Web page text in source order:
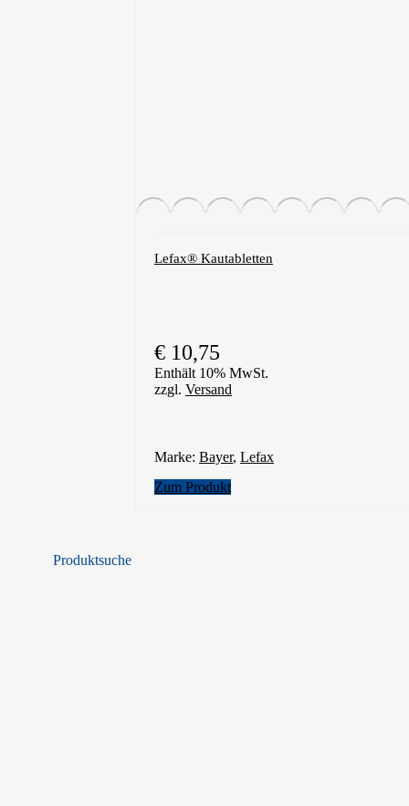
Lefax® Kautabletten
€ 10,75
Enthält 10% MwSt.
zzgl. Versand
Marke: Bayer, Lefax
Zum Produkt
Produktsuche